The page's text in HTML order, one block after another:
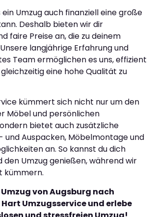
ein Umzug auch finanziell eine große
Deshalb bieten wir dir
faire Preise an, die zu deinem
langjährige Erfahrung und
Team ermöglichen es uns, effizient
eine hohe Qualität zu
kümmert sich nicht nur um den
Möbel und persönlichen
bietet auch zusätzliche
und Auspacken, Möbelmontage und
an. So kannst du dich
den Umzug genießen, während wir
kümmern.
von Augsburg nach
Umzugsservice und erlebe